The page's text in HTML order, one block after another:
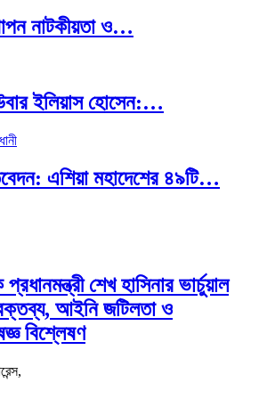
তিন…
নাটকীয়তা ও…
ইলিয়াস হোসেন:…
এশিয়া মহাদেশের ৪৯টি…
হয়:…
২০২৬: আলোচনায়…
শেখ হাসিনার ভার্চুয়াল
আইনি জটিলতা ও
বিশ্লেষণ